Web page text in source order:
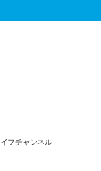
フチャンネル